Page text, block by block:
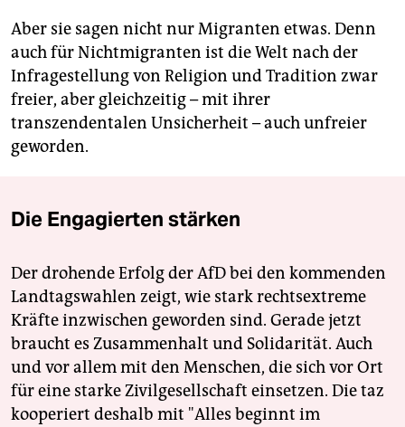
Aber sie sagen nicht nur Migranten etwas. Denn
auch für Nichtmigranten ist die Welt nach der
Infragestellung von Religion und Tradition zwar
freier, aber gleichzeitig – mit ihrer
transzendentalen Unsicherheit – auch unfreier
geworden.
Die Engagierten stärken
Der drohende Erfolg der AfD bei den kommenden
Landtagswahlen zeigt, wie stark rechtsextreme
Kräfte inzwischen geworden sind. Gerade jetzt
braucht es Zusammenhalt und Solidarität. Auch
und vor allem mit den Menschen, die sich vor Ort
für eine starke Zivilgesellschaft einsetzen. Die taz
kooperiert deshalb mit "Alles beginnt im